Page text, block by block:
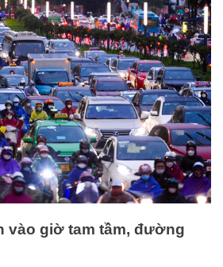
vào giờ tam tầm, đường